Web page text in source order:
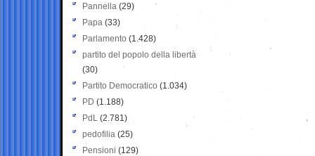
Pannella (29)
Papa (33)
Parlamento (1.428)
partito del popolo della libertà
(30)
Partito Democratico (1.034)
PD (1.188)
PdL (2.781)
pedofilia (25)
Pensioni (129)